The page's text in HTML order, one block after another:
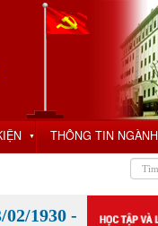
▼ THÔNG TIN NGÀNH
1930 -